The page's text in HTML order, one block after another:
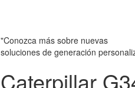
"Conozca más sobre nuevas
soluciones de generación
Caterpillar